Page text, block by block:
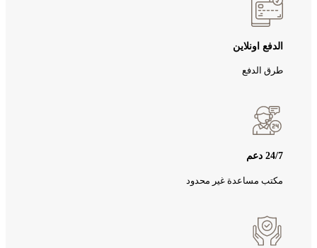
الدفع اونلاين
طرق الدفع
24/7 دعم
مكتب مساعدة غير محدود